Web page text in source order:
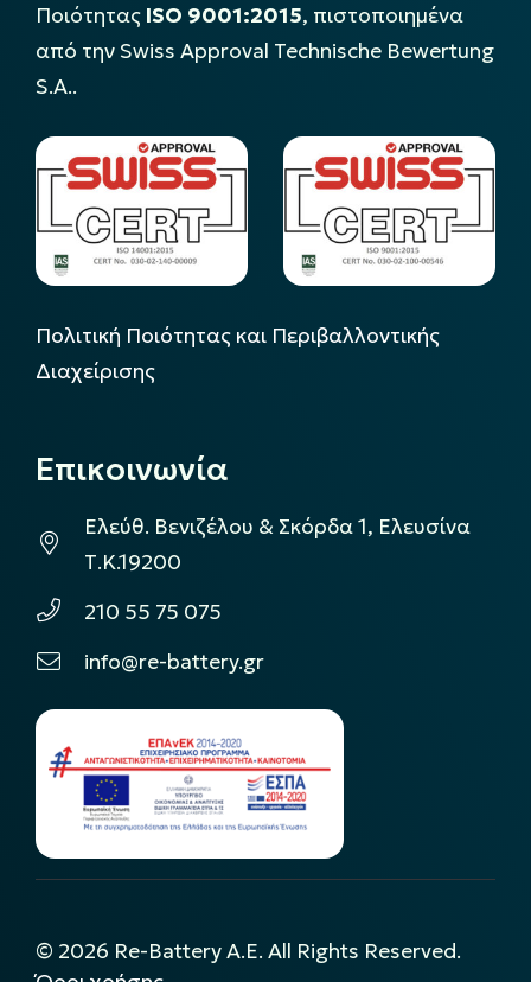
Ποιότητας ISO 9001:2015, πιστοποιημένα
από την Swiss Approval Technische Bewertung
S.A..
Πολιτική Ποιότητας και Περιβαλλοντικής
Διαχείρισης
Επικοινωνία
Ελεύθ. Βενιζέλου & Σκόρδα 1, Ελευσίνα
Τ.Κ.19200
210 55 75 075
info@re-battery.gr
© 2026 Re-Battery A.E. All Rights Reserved.